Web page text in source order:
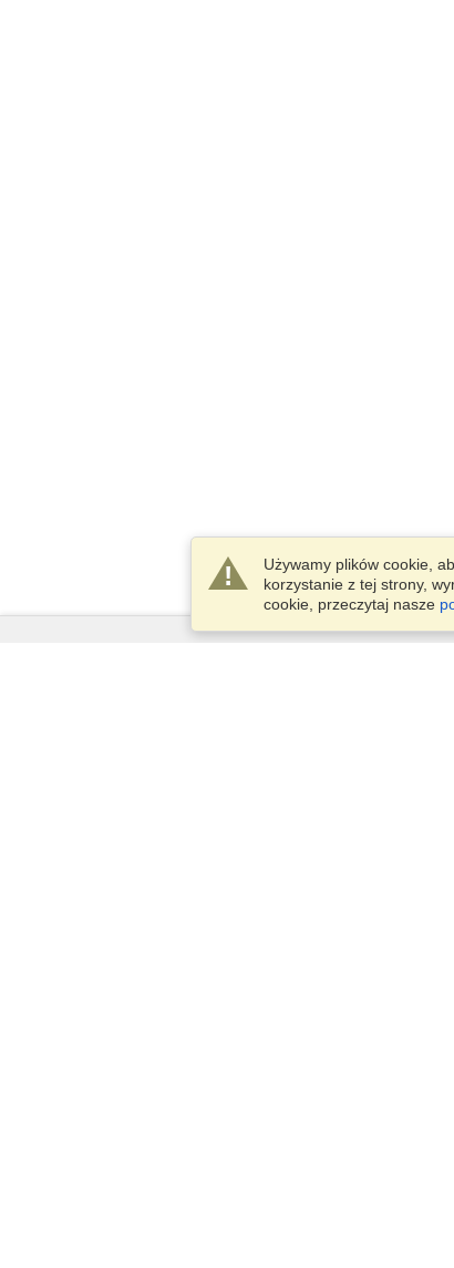
Używamy plików cookie,
korzystanie z tej strony,
cookie, przeczytaj nasze